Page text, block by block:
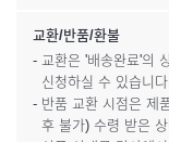
교환/반품/환불
- 교환은 '배송완료'의
신청하실 수 있습니다.
- 반품 교환 시점은 제
후 불가) 수령 받은